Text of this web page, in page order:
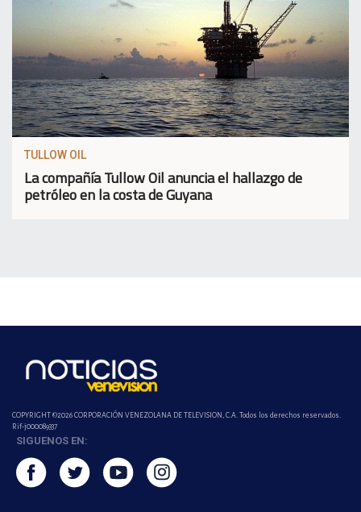
TULLOW OIL
La compañía Tullow Oil anuncia el hallazgo de
petróleo en la costa de Guyana
COPYRIGHT ©2026 CORPORACIÓN VENEZOLANA DE TELEVISION, C.A. Todos los derechos reservados.
Rif-j000089337
SIGUENOS EN: